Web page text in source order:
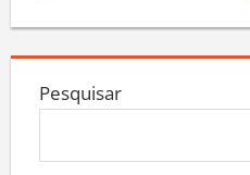
Pesquisar